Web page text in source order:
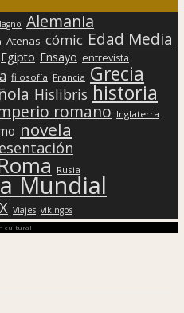
Alemania
Atenas cómic Edad Media
Egipto Ensayo entrevista
filosofía Francia Grecia
Hislibris historia
romano Inglaterra
novela
Rusia
Mundial
Viajes vikingos
cultural